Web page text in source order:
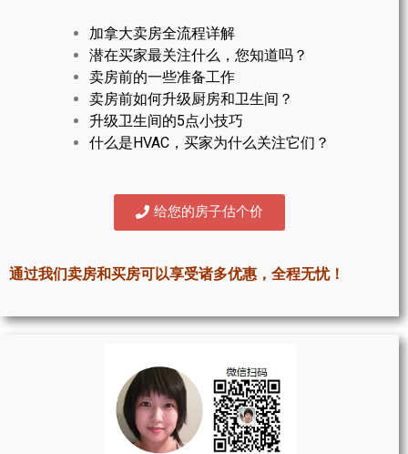
楼花地图
楼花转让专区
多伦多市中心楼花项目
怡陶碧谷楼花项目
北约克楼花项目
世嘉堡楼花项目
奥克维尔社区介绍
奥克维尔楼花项目
加拿大卖房全流程详解
潜在买家最关注什么，您知道吗？
卖房前的一些准备工作
卖房前如何升级厨房和卫生间？
升级卫生间的5点小技巧
什么是HVAC，买家为什么关注它们？
给您的房子估个价
通过我们卖房和买房可以享受诸多优惠，全程无忧！